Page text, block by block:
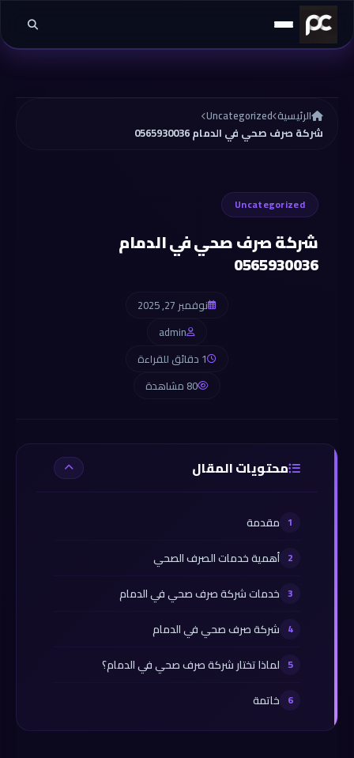
تخطي إلى المحتوى
الرئيسية Uncategorized
شركة صرف صحي في الدمام 0565930036
Uncategorized
شركة صرف صحي في الدمام
0565930036
نوفمبر 27, 2025
admin
1 دقائق للقراءة
80 مشاهدة
محتويات المقال
مقدمة
أهمية خدمات الصرف الصحي
خدمات شركة صرف صحي في الدمام
شركة صرف صحي في الدمام
لماذا تختار شركة صرف صحي في الدمام؟
خاتمة